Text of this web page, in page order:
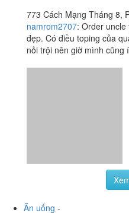
773 Cách Mạng Tháng 8,
namrom2707: Order uncle
đẹp. Có điều toping của
nỏi trội nên giờ mình cũng
Ăn uống -